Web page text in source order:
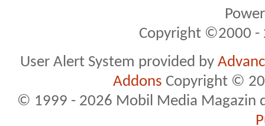
Copyright ©2000 -
User Alert System provided by
Addons Copyright ©
© 1999 - 2026 Mobil Media Magazin